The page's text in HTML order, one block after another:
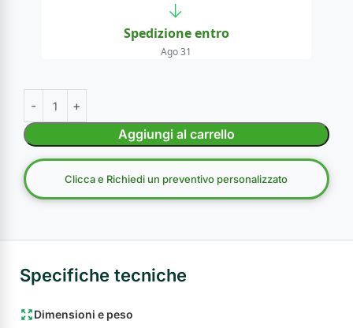
→
Spedizione entro
Ago 31
Aggiungi al carrello
Clicca e Richiedi un preventivo personalizzato
Specifiche tecniche
Dimensioni e peso